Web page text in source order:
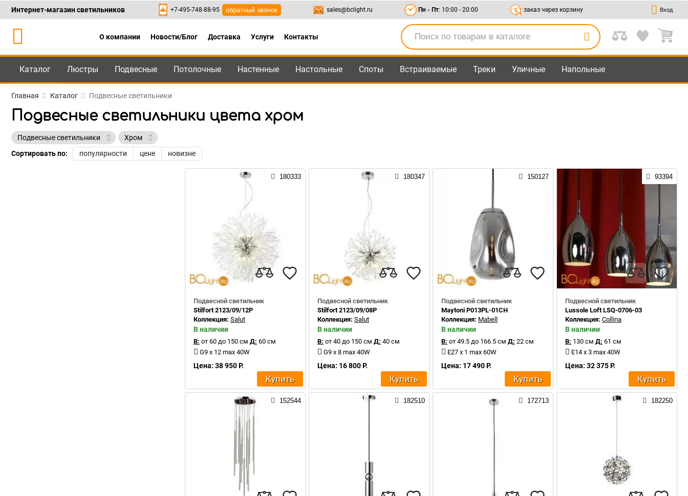
Каталог +7-495-748-88-95 ,8-800-550-95-45 sales@bclight.ru
Интернет-магазин светильников +7-495-748-88-95 обратный звонок sales@bclight.ru Пн - Пт: 10:00 - 20:00 заказ через корзину Вход
О компании Новости/Блог Доставка Услуги Контакты
Каталог Люстры Подвесные Потолочные Настенные Настольные Споты Встраиваемые Треки Уличные Напольные
Главная Каталог Подвесные светильники
Подвесные светильники цвета хром
Подвесные светильники
Хром
Сортировать по:
популярности цене новизне
180333
Подвесной светильник
Stilfort 2123/09/12P
Коллекция: Salut
В наличии
В: от 60 до 150 см Д: 60 см
G9 x 12 max 40W
Цена: 38 950 Р.
Купить
180347
Подвесной светильник
Stilfort 2123/09/08P
Коллекция: Salut
В наличии
В: от 40 до 150 см Д: 40 см
G9 x 8 max 40W
Цена: 16 800 Р.
Купить
150127
Подвесной светильник
Maytoni P013PL-01CH
Коллекция: Mabell
В наличии
В: от 49.5 до 166.5 см Д: 22 см
E27 x 1 max 60W
Цена: 17 490 Р.
Купить
93394
Подвесной светильник
Lussole Loft LSQ-0706-03
Коллекция: Collina
В наличии
В: 130 см Д: 61 см
E14 x 3 max 40W
Цена: 32 375 Р.
Купить
152544 182510 172713 182250